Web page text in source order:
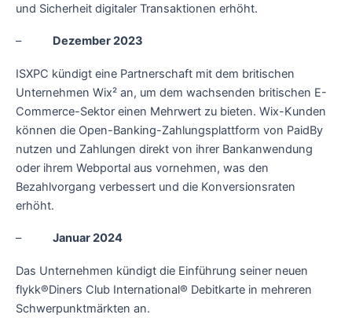
und Sicherheit digitaler Transaktionen erhöht.
– Dezember 2023
ISXPC kündigt eine Partnerschaft mit dem britischen
Unternehmen Wix² an, um dem wachsenden britischen E-
Commerce-Sektor einen Mehrwert zu bieten. Wix-Kunden
können die Open-Banking-Zahlungsplattform von PaidBy
nutzen und Zahlungen direkt von ihrer Bankanwendung
oder ihrem Webportal aus vornehmen, was den
Bezahlvorgang verbessert und die Konversionsraten
erhöht.
– Januar 2024
Das Unternehmen kündigt die Einführung seiner neuen
flykk®Diners Club International® Debitkarte in mehreren
Schwerpunktmärkten an.